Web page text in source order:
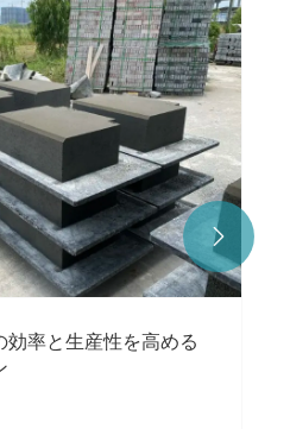
効率と生産性を高める
